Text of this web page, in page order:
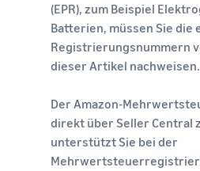
(EPR), zum Beispiel
Batterien, müssen Sie die
Registrierungsnummern
dieser Artikel nachweisen.
Der Amazon-
direkt über Seller Central
unterstützt Sie bei der